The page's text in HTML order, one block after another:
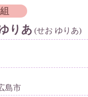
りあ (せお ゆりあ)
島市